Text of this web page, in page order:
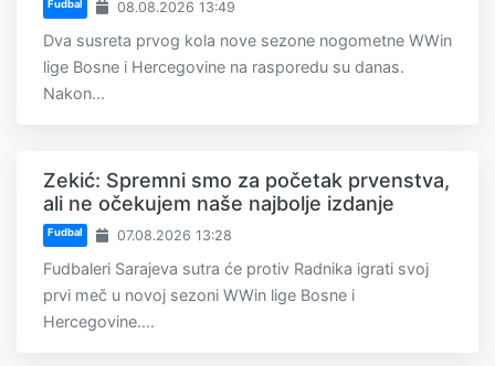
Fudbal 08.08.2026 13:49
Dva susreta prvog kola nove sezone nogometne WWin
lige Bosne i Hercegovine na rasporedu su danas.
Nakon...
Zekić: Spremni smo za početak prvenstva,
ali ne očekujem naše najbolje izdanje
Fudbal 07.08.2026 13:28
Fudbaleri Sarajeva sutra će protiv Radnika igrati svoj
prvi meč u novoj sezoni WWin lige Bosne i
Hercegovine....